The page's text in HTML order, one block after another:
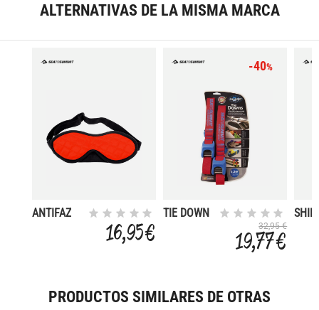
ALTERNATIVAS DE LA MISMA MARCA
ANTIFAZ
16,95 €
-40%
TIE DOWN
32,95 €
19,77 €
PRODUCTOS SIMILARES DE OTRAS